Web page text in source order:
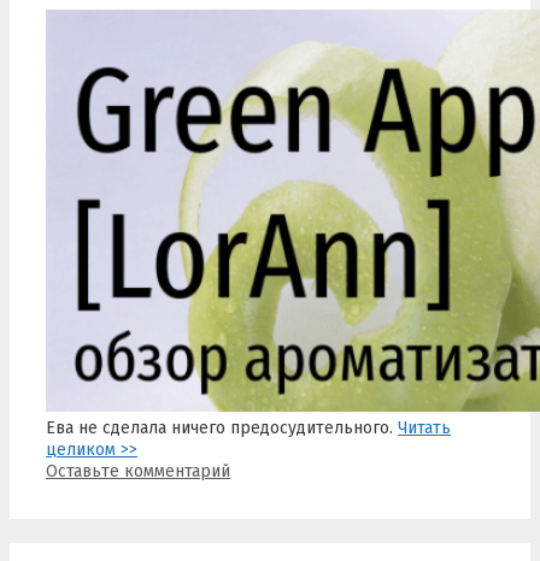
Ева не сделала ничего предосудительного. Читать
целиком >>
Оставьте комментарий